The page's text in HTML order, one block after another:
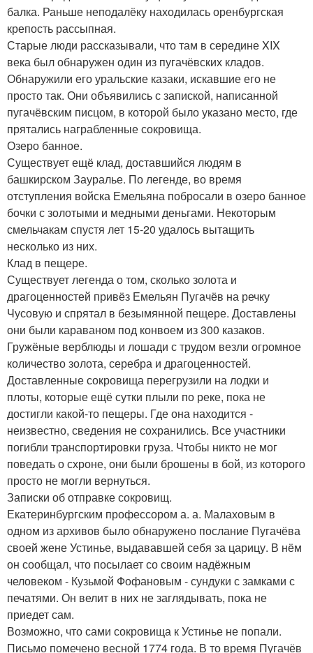
балка. Раньше неподалёку находилась оренбургская
крепость рассыпная.
Старые люди рассказывали, что там в середине XIX
века был обнаружен один из пугачёвских кладов.
Обнаружили его уральские казаки, искавшие его не
просто так. Они объявились с запиской, написанной
пугачёвским писцом, в которой было указано место, где
прятались награбленные сокровища.
Озеро банное.
Существует ещё клад, доставшийся людям в
башкирском Зауралье. По легенде, во время
отступления войска Емельяна побросали в озеро банное
бочки с золотыми и медными деньгами. Некоторым
смельчакам спустя лет 15-20 удалось вытащить
несколько из них.
Клад в пещере.
Существует легенда о том, сколько золота и
драгоценностей привёз Емельян Пугачёв на речку
Чусовую и спрятал в безымянной пещере. Доставлены
они были караваном под конвоем из 300 казаков.
Гружёные верблюды и лошади с трудом везли огромное
количество золота, серебра и драгоценностей.
Доставленные сокровища перегрузили на лодки и
плоты, которые ещё сутки плыли по реке, пока не
достигли какой-то пещеры. Где она находится -
неизвестно, сведения не сохранились. Все участники
погибли транспортировки груза. Чтобы никто не мог
поведать о схроне, они были брошены в бой, из которого
просто не могли вернуться.
Записки об отправке сокровищ.
Екатеринбургским профессором а. а. Малаховым в
одном из архивов было обнаружено послание Пугачёва
своей жене Устинье, выдававшей себя за царицу. В нём
он сообщал, что посылает со своим надёжным
человеком - Кузьмой Фофановым - сундуки с замками с
печатями. Он велит в них не заглядывать, пока не
приедет сам.
Возможно, что сами сокровища к Устинье не попали.
Письмо помечено весной 1774 года. В то время Пугачёв